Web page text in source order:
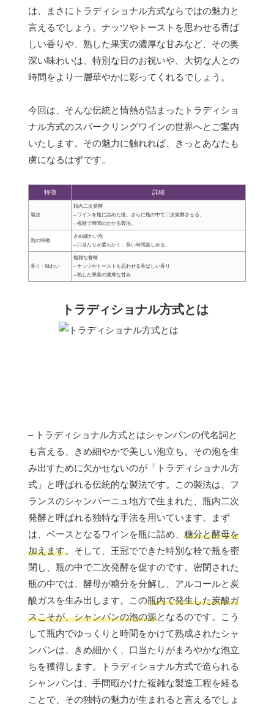
は、まさにトラディショナル方式ならではの魅力と
言えるでしょう。ナッツやトーストを思わせる香ば
しい香りや、熟した果実の濃厚な甘みなど、その奥
深い味わいは、特別な日のお祝いや、大切な人との
時間をより一層華やかに彩ってくれるでしょう。
今回は、そんな伝統と情熱が詰まったトラディショ
ナル方式のスパークリングワインの世界へとご案内
いたします。その魅力に触れれば、きっとあなたも
虜になるはずです。
特徴 詳細
製法
瓶内二次発酵
– ワインを瓶に詰めた後、さらに瓶の中で二次発酵させる。
– 複雑で時間のかかる製法。
泡の特徴
きめ細かい泡
– 口当たりが柔らかく、長い時間楽しめる。
香り・味わい
複雑な香味
– ナッツやトーストを思わせる香ばしい香り
– 熟した果実の濃厚な甘み
トラディショナル方式とは
– トラディショナル方式とはシャンパンの代名詞と
も言える、きめ細やかで美しい泡立ち。その泡を生
み出すために欠かせないのが「トラディショナル方
式」と呼ばれる伝統的な製法です。この製法は、フ
ランスのシャンパーニュ地方で生まれた、瓶内二次
発酵と呼ばれる独特な手法を用いています。まず
は、ベースとなるワインを瓶に詰め、 糖分と酵母を
加えます。そして、王冠でできた特別な栓で瓶を密
閉し、瓶の中で二次発酵を促すのです。密閉された
瓶の中では、酵母が糖分を分解し、アルコールと炭
酸ガスを生み出します。この瓶内で発生した炭酸ガ
スこそが、シャンパンの泡の源となるのです。こう
して瓶内でゆっくりと時間をかけて熟成されたシャ
ンパンは、きめ細かく、口当たりがまろやかな泡立
ちを獲得します。トラディショナル方式で造られる
シャンパンは、手間暇かけた複雑な製造工程を経る
ことで、その独特の魅力が生まれると言えるでしょ